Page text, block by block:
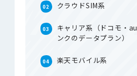
クラウドSIM系
キャリア系（ドコモ・
ンクのデータプラン）
楽天モバイル系